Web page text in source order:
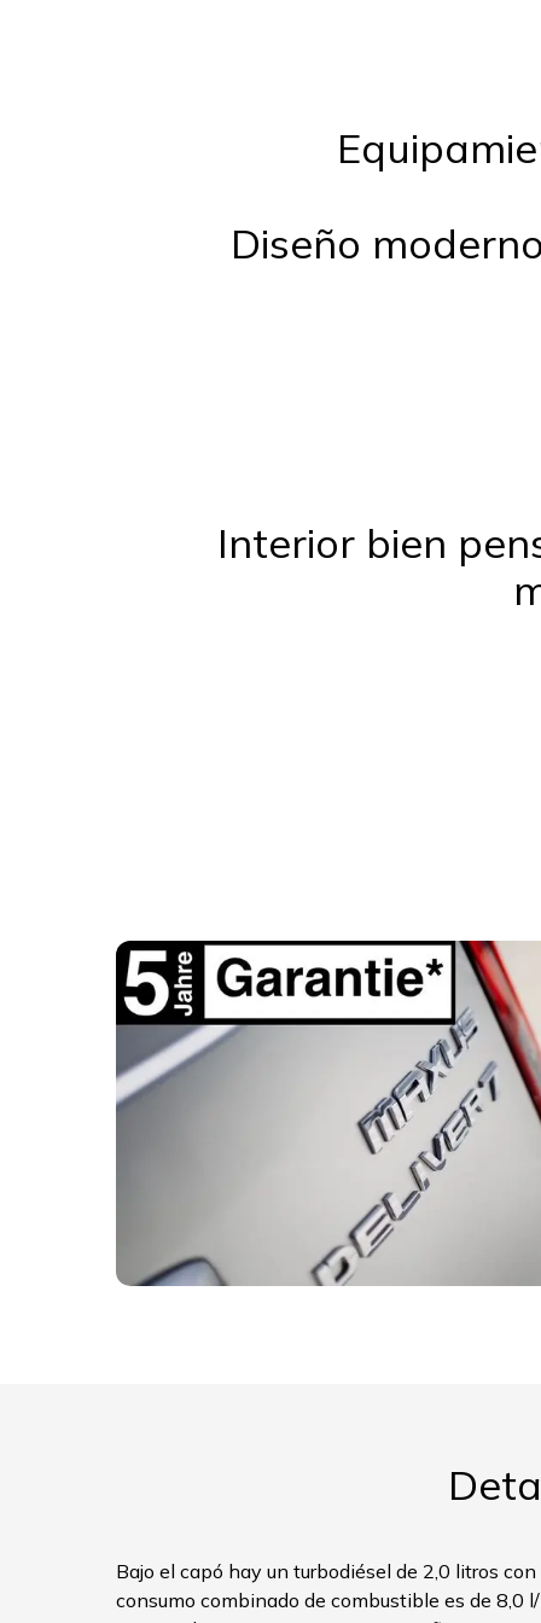
Diseño
Interior bien
Bajo el capó hay un turbodiésel de 2,0 litros
consumo combinado de combustible es de 8,0